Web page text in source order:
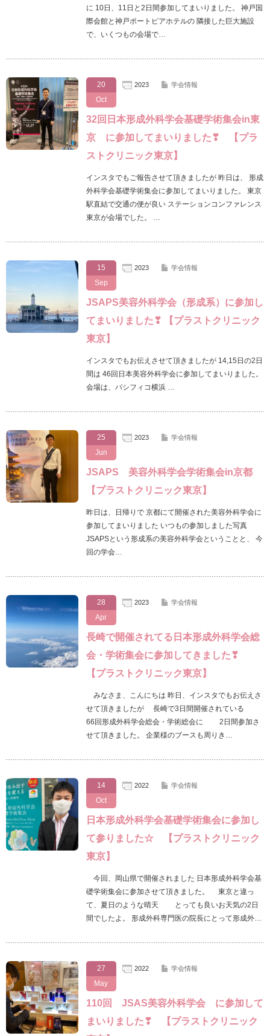
に 10日、11日と2日間参加してまいりました。 神戸国
際会館と神戸ポートピアホテルの 隣接した巨大施設
で、いくつもの会場で…
20
Oct
2023 学会情報
32回日本形成外科学会基礎学術集会in東
京 に参加してまいりました❣ 【プラ
ストクリニック東京】
インスタでもご報告させて頂きましたが 昨日は、 形成
外科学会基礎学術集会に参加してまいりました。 東京
駅直結で交通の便が良い ステーションコンファレンス
東京が会場でした。 …
15
Sep
2023 学会情報
JSAPS美容外科学会（形成系）に参加し
てまいりました❣ 【プラストクリニック
東京】
インスタでもお伝えさせて頂きましたが 14,15日の2日
間は 46回日本美容外科学会に参加してまいりました。
会場は、パシフィコ横浜 …
25
Jun
2023 学会情報
JSAPS 美容外科学会学術集会in京都
【プラストクリニック東京】
昨日は、日帰りで 京都にて開催された美容外科学会に
参加してまいりました いつもの参加しました写真
JSAPSという形成系の美容外科学会ということと、 今
回の学会…
28
Apr
2023 学会情報
長崎で開催されてる日本形成外科学会総
会・学術集会に参加してきました❣
【プラストクリニック東京】
みなさま、こんにちは 昨日、インスタでもお伝えさ
せて頂きましたが 長崎で3日間開催されている
66回形成外科学会総会・学術総会に 2日間参加さ
せて頂きました。 企業様のブースも周りき…
14
Oct
2022 学会情報
日本形成外科学会基礎学術集会に参加し
て参りました☆ 【プラストクリニック
東京】
今回、岡山県で開催されました 日本形成外科学会基
礎学術集会に参加させて頂きました。 東京と違っ
て、夏日のような晴天 とっても良いお天気の2日
間でしたよ。 形成外科専門医の院長にとって形成外…
27
May
2022 学会情報
110回 JSAS美容外科学会 に参加して
まいりました❣ 【プラストクリニック